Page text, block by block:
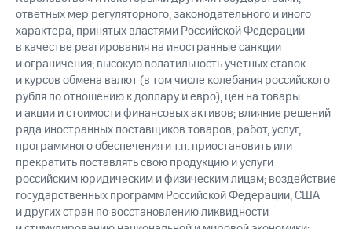
ответных мер регуляторного, законодательного и иного
характера, принятых властями Российской Федерации
в качестве реагирования на иностранные санкции
и ограничения; высокую волатильность учетных ставок
и курсов обмена валют (в том числе колебания российского
рубля по отношению к доллару и евро), цен на товары
и акции и стоимости финансовых активов; влияние решений
ряда иностранных поставщиков товаров, работ, услуг,
программного обеспечения и т.п. приостановить или
прекратить поставлять свою продукцию и услуги
российским юридическим и физическим лицам; воздействие
государственных программ Российской Федерации, США
и других стран по восстановлению ликвидности